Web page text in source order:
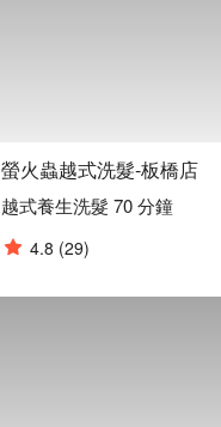
螢火蟲越式洗髮-板橋店
越式養生洗髮 70 分鐘
4.8 (29)